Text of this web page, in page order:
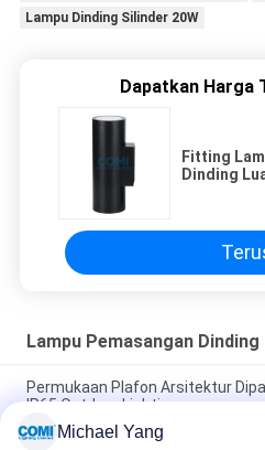
Lampu Dinding Silinder 20W
Dapatkan Harga
Fitting
Dinding
Lampu Pemasangan Dinding
Permukaan Plafon Arsitektur
IP65 Outdoor Lighting
Michael Yang